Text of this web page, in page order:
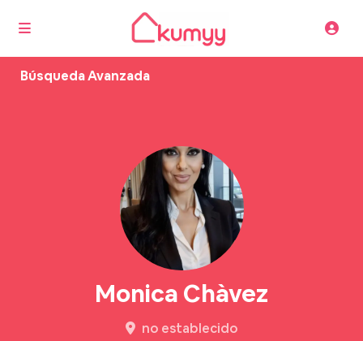
Búsqueda Avanzada
Monica Chàvez
no establecido